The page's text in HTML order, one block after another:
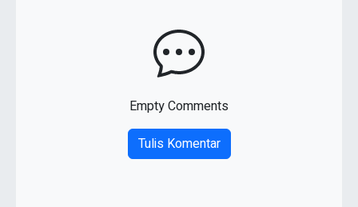
Empty Comments
Tulis Komentar